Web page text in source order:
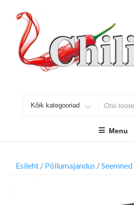
content
for
Menu
Esileht / Põllumajandus /Seemned